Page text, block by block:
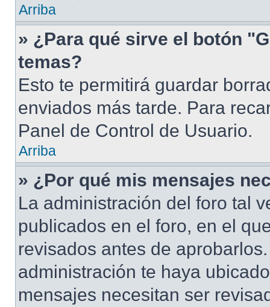
Arriba
» ¿Para qué sirve el botón
temas?
Esto te permitirá guardar
enviados más tarde. Para
Panel de Control de Usuario.
Arriba
» ¿Por qué mis mensajes
La administración del foro tal
publicados en el foro, en el
revisados antes de
administración te haya
mensajes necesitan ser